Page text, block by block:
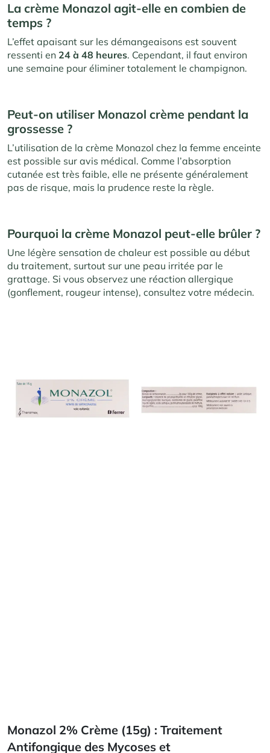
La crème Monazol agit-elle en combien de
temps ?
L’effet apaisant sur les démangeaisons est souvent
ressenti en 24 à 48 heures. Cependant, il faut environ
une semaine pour éliminer totalement le champignon.
Peut-on utiliser Monazol crème pendant la
grossesse ?
L’utilisation de la crème Monazol chez la femme enceinte
est possible sur avis médical. Comme l’absorption
cutanée est très faible, elle ne présente généralement
pas de risque, mais la prudence reste la règle.
Pourquoi la crème Monazol peut-elle brûler ?
Une légère sensation de chaleur est possible au début
du traitement, surtout sur une peau irritée par le
grattage. Si vous observez une réaction allergique
(gonflement, rougeur intense), consultez votre médecin.
Monazol 2% Crème (15g) : Traitement
Antifongique des Mycoses et